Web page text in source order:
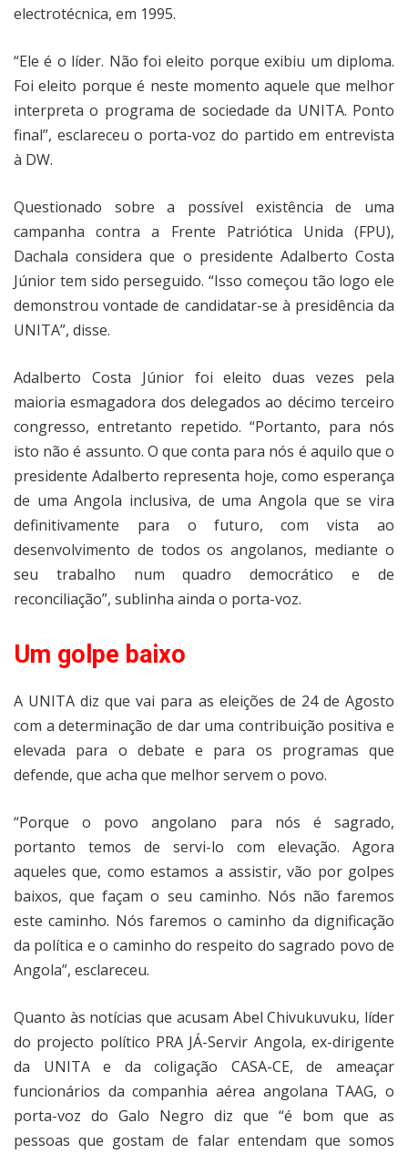
electrotécnica, em 1995.
“Ele é o líder. Não foi eleito porque exibiu um diploma.
Foi eleito porque é neste momento aquele que melhor
interpreta o programa de sociedade da UNITA. Ponto
final”, esclareceu o porta-voz do partido em entrevista
à DW.
Questionado sobre a possível existência de uma
campanha contra a Frente Patriótica Unida (FPU),
Dachala considera que o presidente Adalberto Costa
Júnior tem sido perseguido. “Isso começou tão logo ele
demonstrou vontade de candidatar-se à presidência da
UNITA”, disse.
Adalberto Costa Júnior foi eleito duas vezes pela
maioria esmagadora dos delegados ao décimo terceiro
congresso, entretanto repetido. “Portanto, para nós
isto não é assunto. O que conta para nós é aquilo que o
presidente Adalberto representa hoje, como esperança
de uma Angola inclusiva, de uma Angola que se vira
definitivamente para o futuro, com vista ao
desenvolvimento de todos os angolanos, mediante o
seu trabalho num quadro democrático e de
reconciliação”, sublinha ainda o porta-voz.
Um golpe baixo
A UNITA diz que vai para as eleições de 24 de Agosto
com a determinação de dar uma contribuição positiva e
elevada para o debate e para os programas que
defende, que acha que melhor servem o povo.
“Porque o povo angolano para nós é sagrado,
portanto temos de servi-lo com elevação. Agora
aqueles que, como estamos a assistir, vão por golpes
baixos, que façam o seu caminho. Nós não faremos
este caminho. Nós faremos o caminho da dignificação
da política e o caminho do respeito do sagrado povo de
Angola”, esclareceu.
Quanto às notícias que acusam Abel Chivukuvuku, líder
do projecto político PRA JÁ-Servir Angola, ex-dirigente
da UNITA e da coligação CASA-CE, de ameaçar
funcionários da companhia aérea angolana TAAG, o
porta-voz do Galo Negro diz que “é bom que as
pessoas que gostam de falar entendam que somos